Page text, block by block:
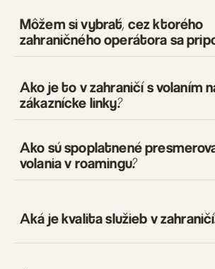
Môžem si vybrať, cez ktorého
zahraničného operátora sa
Ako je to v zahraničí s volaním
zákaznícke linky?
Ako sú spoplatnené
volania v roamingu?
Aká je kvalita služieb v